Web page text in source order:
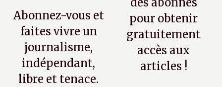
Abonnez-vous et
faites vivre un
journalisme,
indépendant,
libre et tenace.
pour obtenir
gratuitement
accès aux
articles !